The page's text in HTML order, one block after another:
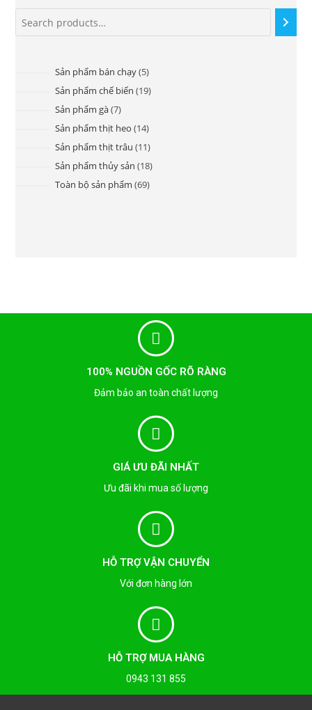
Sản phẩm bán chạy 5
Sản phẩm chế biến 19
Sản phẩm gà 7
Sản phẩm thịt heo 14
Sản phẩm thịt trâu 11
Sản phẩm thủy sản 18
Toàn bộ sản phẩm 69
100% NGUỒN GỐC RÕ RÀNG
Đảm bảo an toàn chất lượng
GIÁ ƯU ĐÃI NHẤT
Ưu đãi khi mua số lượng
HỖ TRỢ VẬN CHUYỂN
Với đơn hàng lớn
HỖ TRỢ MUA HÀNG
0943 131 855